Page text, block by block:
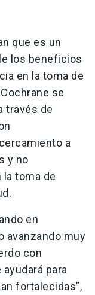
que es un
los beneficios
en la toma de
se
través de
a
y no
toma de
en
avanzando muy
con
para
fortalecidas”,